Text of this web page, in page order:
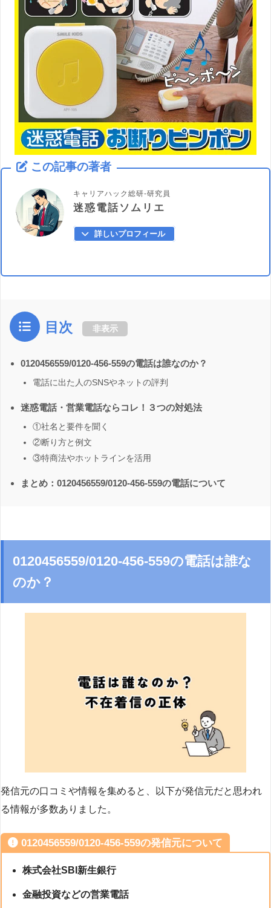
この記事の著者
キャリアハック総研-研究員
迷惑電話ソムリエ
詳しいプロフィール
目次 非表示
0120456559/0120-456-559の電話は誰なのか？
電話に出た人のSNSやネットの評判
迷惑電話・営業電話ならコレ！３つの対処法
①社名と要件を聞く
②断り方と例文
③特商法やホットラインを活用
まとめ：0120456559/0120-456-559の電話について
0120456559/0120-456-559の電話は誰な
のか？
発信元の口コミや情報を集めると、以下が発信元だと思われ
る情報が多数ありました。
0120456559/0120-456-559の発信元について
株式会社SBI新生銀行
金融投資などの営業電話